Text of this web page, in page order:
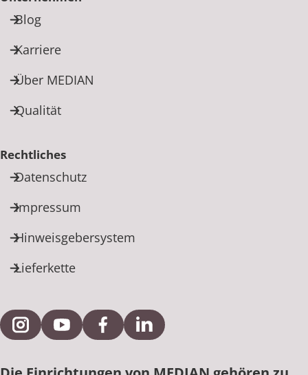
Blog
Karriere
Über MEDIAN
Qualität
Rechtliches
Datenschutz
Impressum
Hinweisgebersystem
Lieferkette
Externe Verlinkung zu Instagram
Externe Verlinkung zu YouTube
Externe Verlinkung zu Facebook
Externe Verlinkung zu